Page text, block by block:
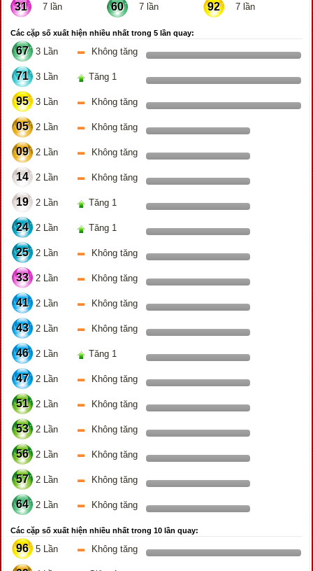
31 7 lần 60 7 lần 92 7 lần
Các cặp số xuất hiện nhiều nhất trong 5 lần quay:
67 3 Lần Không tăng
71 3 Lần Tăng 1
95 3 Lần Không tăng
05 2 Lần Không tăng
09 2 Lần Không tăng
14 2 Lần Không tăng
19 2 Lần Tăng 1
24 2 Lần Tăng 1
25 2 Lần Không tăng
33 2 Lần Không tăng
41 2 Lần Không tăng
43 2 Lần Không tăng
46 2 Lần Tăng 1
47 2 Lần Không tăng
51 2 Lần Không tăng
53 2 Lần Không tăng
56 2 Lần Không tăng
57 2 Lần Không tăng
64 2 Lần Không tăng
Các cặp số xuất hiện nhiều nhất trong 10 lần quay:
96 5 Lần Không tăng